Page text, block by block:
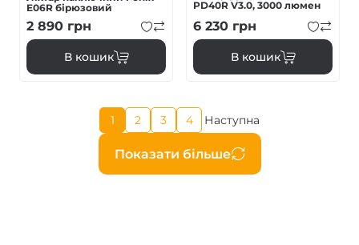
E06R бірюзовий
2 890 грн
В кошик
PD40R V3.0, 3000 люмен
6 230 грн
В кошик
Розбивка
на
сторінки
Показати більше
Поточна
сторінка
1
Page
2
Page
3
Page
4
Наступна
сторінка
Наступна